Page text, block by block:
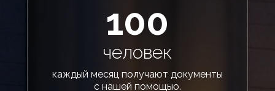
человек
каждый месяц получают документы
с нашей помощью.
100